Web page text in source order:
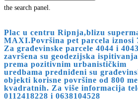
the search panel.
Plac u centru Ripnja,blizu
MAXI.Površina pet parcela iznosi
Za građevinske parcele 4044 i
završena su geodezijska
prema pozitivnim urbanističkim
uredbama predniđeni su
objekti korisne površine od 800
kvadratnih. Za više informacija
0112418228 i 0638104528